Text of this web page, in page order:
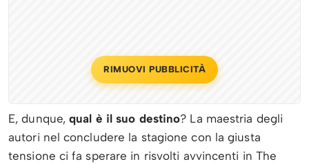
RIMUOVI PUBBLICITÀ
E, dunque,qual è il suo destino? La maestria degli
autori nel concludere la stagione con la giusta
tensione ci fa sperare in risvolti avvincenti in The